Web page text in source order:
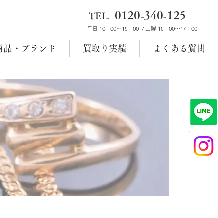
TEL. 0120-340-125
平日 10：00～19：00 / 土曜 10：00～17：00
品・ブランド 買取り実績 よくある質問